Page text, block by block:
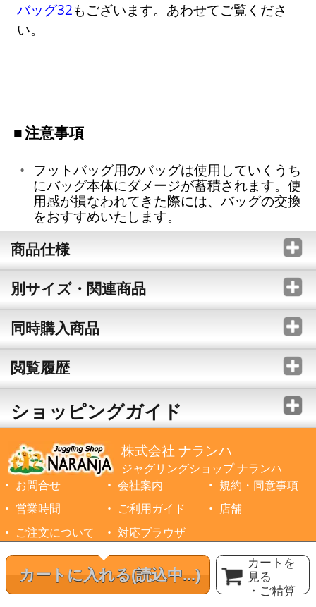
カートに入れる(読込中...)
カートを
見る
・ご精算
バッグ32もございます。あわせてご覧くださ
い。
注意事項
フットバッグ用のバッグは使用していくうち
にバッグ本体にダメージが蓄積されます。使
用感が損なわれてきた際には、バッグの交換
をおすすめいたします。
商品仕様
別サイズ・関連商品
同時購入商品
閲覧履歴
ショッピングガイド
株式会社 ナランハ
ジャグリングショップ ナランハ
お問合せ
会社案内
規約・同意事項
営業時間
ご利用ガイド
店舗
ご注文について
対応ブラウザ
©1999-2026 NARANJA Inc. All Rights Reserved.